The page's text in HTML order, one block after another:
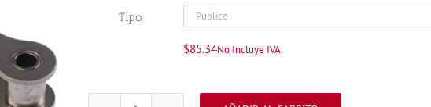
Tipo
$85.34No Incluye IVA